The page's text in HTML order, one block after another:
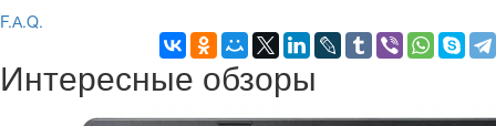
F.А.Q.
Интересные обзоры